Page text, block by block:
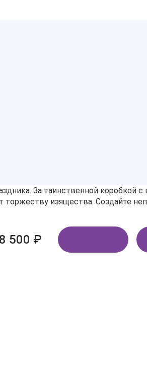
За таинственной коробкой
изящества. Создайте
8 500 ₽